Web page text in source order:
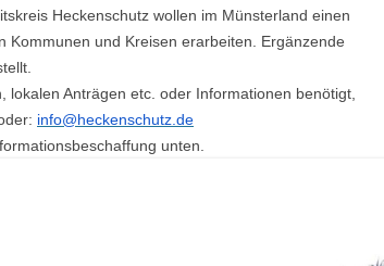
Heckenschutz wollen im Münsterland einen
Kommunen und Kreisen erarbeiten. Ergänzende
lokalen Anträgen etc. oder Informationen benötigt,
info@heckenschutz.de
unten.